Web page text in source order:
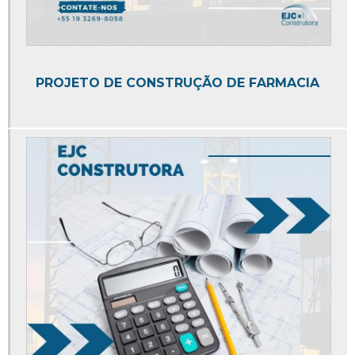
Empresa de mezanino
Empresa especializada em colocação de pisos
Empresas de gerenciamento de projetos e obras
Empresas de planejamento e gerenciamento de obras
Estrutura metálica de obras
Estrutura metálica instalação
Estrutura metalica mezanino
Execução de construção civil
Execução de obra civil
PROJETO DE CONSTRUÇÃO DE FARMACIA